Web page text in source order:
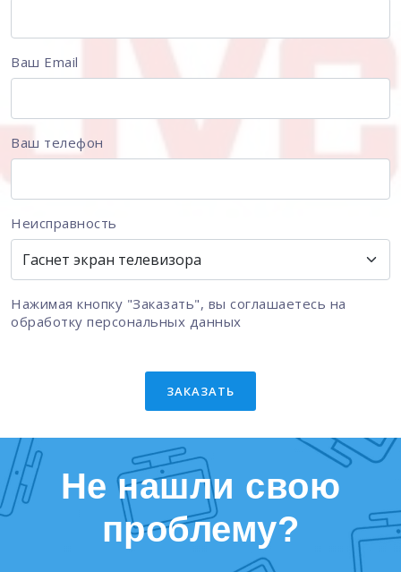
Ваш Email
Ваш телефон
Неисправность
Нажимая кнопку "Заказать", вы соглашаетесь на
обработку персональных данных
ЗАКАЗАТЬ
Не нашли свою
проблему?